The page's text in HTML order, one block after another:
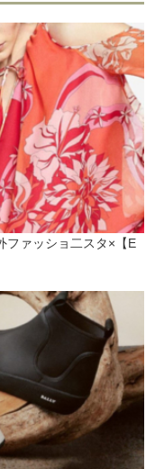
ファッショ二スタ×【E